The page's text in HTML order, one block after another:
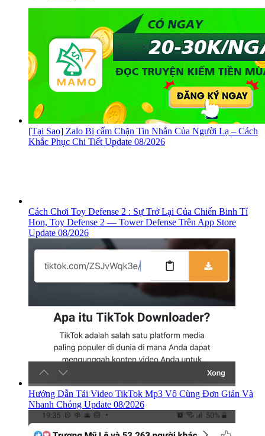
[Tại Sao] Zalo Bị cấm Chặn Tin Nhắn Của Người Lạ – Cách
Khắc Phục Chi Tiết Update 08/2026
Cách Chơi Toy Defense 2 : Sự Trở Lại Của Chiến Binh Tí
Hon, ‎Toy Defense 2 — Tower Defense Trên App Store
Update 08/2026
Hướng Dẫn Tải Video TikTok Mp3 Vô Cùng Đơn Giản Và
Nhanh Chóng Update 08/2026